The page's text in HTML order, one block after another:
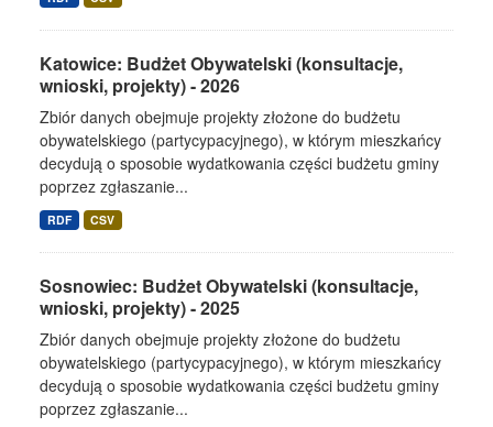
Katowice: Budżet Obywatelski (konsultacje,
wnioski, projekty) - 2026
Zbiór danych obejmuje projekty złożone do budżetu
obywatelskiego (partycypacyjnego), w którym mieszkańcy
decydują o sposobie wydatkowania części budżetu gminy
poprzez zgłaszanie...
RDF CSV
Sosnowiec: Budżet Obywatelski (konsultacje,
wnioski, projekty) - 2025
Zbiór danych obejmuje projekty złożone do budżetu
obywatelskiego (partycypacyjnego), w którym mieszkańcy
decydują o sposobie wydatkowania części budżetu gminy
poprzez zgłaszanie...